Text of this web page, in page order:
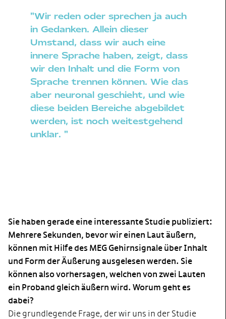
"Wir reden oder sprechen ja auch
in Gedanken. Allein dieser
Umstand, dass wir auch eine
innere Sprache haben, zeigt, dass
wir den Inhalt und die Form von
Sprache trennen können. Wie das
aber neuronal geschieht, und wie
diese beiden Bereiche abgebildet
werden, ist noch weitestgehend
unklar. "
Sie haben gerade eine interessante Studie publiziert:
Mehrere Sekunden, bevor wir einen Laut äußern,
können mit Hilfe des MEG Gehirnsignale über Inhalt
und Form der Äußerung ausgelesen werden. Sie
können also vorhersagen, welchen von zwei Lauten
ein Proband gleich äußern wird. Worum geht es
dabei?
Die grundlegende Frage, der wir uns in der Studie